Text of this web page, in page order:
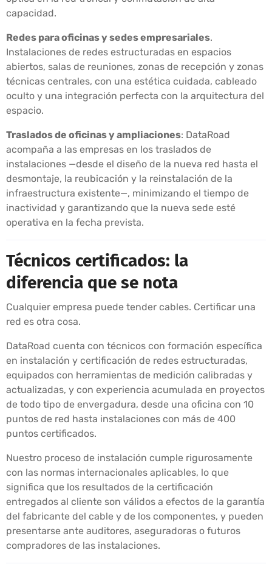
capacidad.
Redes para oficinas y sedes empresariales.
Instalaciones de redes estructuradas en espacios
abiertos, salas de reuniones, zonas de recepción y zonas
técnicas centrales, con una estética cuidada, cableado
oculto y una integración perfecta con la arquitectura del
espacio.
Traslados de oficinas y ampliaciones: DataRoad
acompaña a las empresas en los traslados de
instalaciones —desde el diseño de la nueva red hasta el
desmontaje, la reubicación y la reinstalación de la
infraestructura existente—, minimizando el tiempo de
inactividad y garantizando que la nueva sede esté
operativa en la fecha prevista.
Técnicos certificados: la
diferencia que se nota
Cualquier empresa puede tender cables. Certificar una
red es otra cosa.
DataRoad cuenta con técnicos con formación específica
en instalación y certificación de redes estructuradas,
equipados con herramientas de medición calibradas y
actualizadas, y con experiencia acumulada en proyectos
de todo tipo de envergadura, desde una oficina con 10
puntos de red hasta instalaciones con más de 400
puntos certificados.
Nuestro proceso de instalación cumple rigurosamente
con las normas internacionales aplicables, lo que
significa que los resultados de la certificación
entregados al cliente son válidos a efectos de la garantía
del fabricante del cable y de los componentes, y pueden
presentarse ante auditores, aseguradoras o futuros
compradores de las instalaciones.